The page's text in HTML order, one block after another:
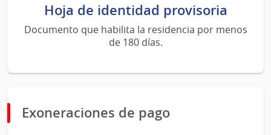
Hoja de identidad provisoria
Documento que habilita la residencia por menos
de 180 días.
Exoneraciones de pago